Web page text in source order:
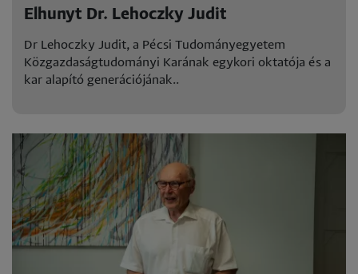
Elhunyt Dr. Lehoczky Judit
Dr Lehoczky Judit, a Pécsi Tudományegyetem
Közgazdaságtudományi Karának egykori oktatója és a
kar alapító generációjának..